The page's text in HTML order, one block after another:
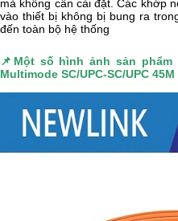
mà không cần cài đặt. Các khớp
vào thiết bị không bị bung ra
đến toàn bộ hệ thống
📌 Một số hình ảnh sản phẩm
Multimode SC/UPC-SC/UPC